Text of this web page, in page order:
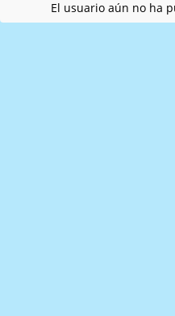
El usuario aún no ha